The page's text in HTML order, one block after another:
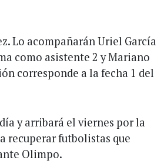
Lo acompañarán Uriel García
como asistente 2 y Mariano
corresponde a la fecha 1 del
y arribará el viernes por la
recuperar futbolistas que
Olimpo.